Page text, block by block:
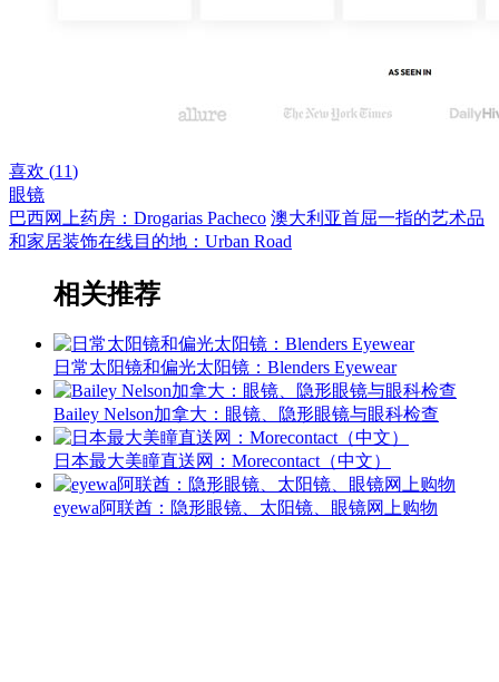
喜欢 (11)
眼镜
巴西网上药房：Drogarias Pacheco 澳大利亚首屈一指的艺术品
和家居装饰在线目的地：Urban Road
相关推荐
日常太阳镜和偏光太阳镜：Blenders Eyewear
Bailey Nelson加拿大：眼镜、隐形眼镜与眼科检查
日本最大美瞳直送网：Morecontact（中文）
eyewa阿联酋：隐形眼镜、太阳镜、眼镜网上购物